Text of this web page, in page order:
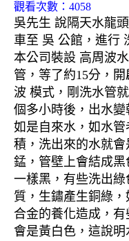
觀看次數：4058
吳先生 說隔天水龍
車至 吳 公館，進行
本公司裝設 高周波
管，等了約15分，
波 模式，剛洗水管
個多小時後，出水變
如是自來水，如水
積，洗出來的水就
錳，管壁上會結成
一樣黑，有些洗出
質，生鏽產生銅綠
合金的養化造成，
會是黃白色，這說